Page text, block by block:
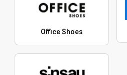
Office Shoes